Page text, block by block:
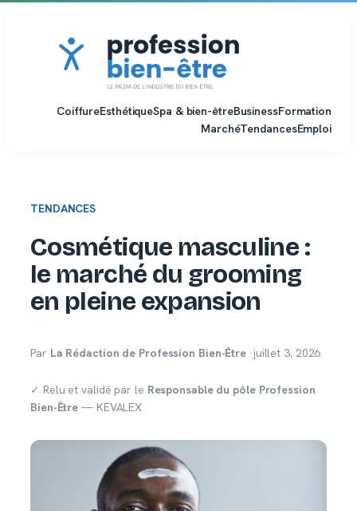
CoiffureEsthétiqueSpa & bien-êtreBusinessFormation
MarchéTendancesEmploi
TENDANCES
Cosmétique masculine :
le marché du grooming
en pleine expansion
Par La Rédaction de Profession Bien-Être ·juillet 3, 2026
✓ Relu et validé par le Responsable du pôle Profession
Bien-Être — KEVALEX